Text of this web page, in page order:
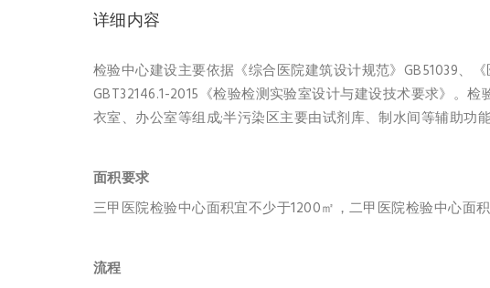
详细内容
检验中心建设主要依据《综合医院建筑设计规范》GB51039、
GBT32146.1-2015《检验检测实验室设计与建设技术要求》。
衣室、办公室等组成;半污染区主要由试剂库、制水间等辅助功
面积要求
三甲医院检验中心面积宜不少于1200㎡，二甲医院检验中心面
流程